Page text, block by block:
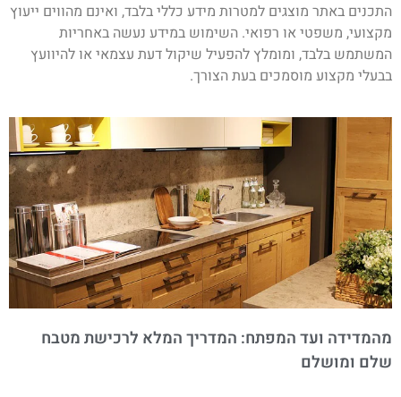
התכנים באתר מוצגים למטרות מידע כללי בלבד, ואינם מהווים ייעוץ
מקצועי, משפטי או רפואי. השימוש במידע נעשה באחריות
המשתמש בלבד, ומומלץ להפעיל שיקול דעת עצמאי או להיוועץ
בבעלי מקצוע מוסמכים בעת הצורך.
מהמדידה ועד המפתח: המדריך המלא לרכישת מטבח
שלם ומושלם